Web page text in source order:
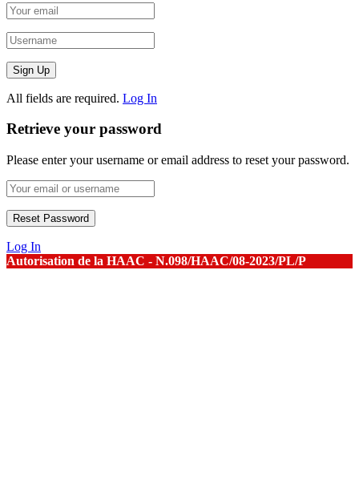
All fields are required. Log In
Retrieve your password
Please enter your username or email address to reset your password.
Log In
Autorisation de la HAAC - N.098/HAAC/08-2023/PL/P